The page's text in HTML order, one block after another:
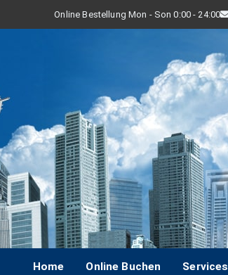
Online Bestellung Mon - Son 0:00 - 24:00
Home Online Buchen Services